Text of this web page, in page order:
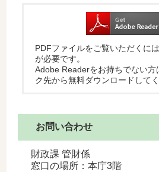
PDFファイルをご覧いただくに
が必要です。
Adobe Readerをお持ちでない方
ク先から無料ダウンロードしてく
お問い合わせ
財政課 管財係
窓口の場所：本庁3階